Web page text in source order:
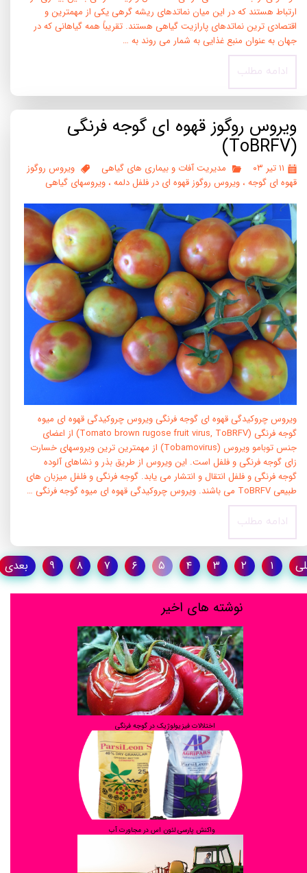
ارتباط هستند که در این میان نماتدهای ریشه گرهی یکی از مهمترین و
اقتصادی ترین نماتدهای پارازیت گیاهی هستند. تقریباً همه گیاهانی که در
جهان به عنوان منبع غذایی به شمار می روند به …
ادامه مطلب
ویروس روگوز قهوه ای گوجه فرنگی
(ToBRFV)
۱۱ تیر ۰۳ مدیریت آفات و بیماری های گیاهی
ویروس روگوز
قهوه ای گوجه ، ویروس روگوز قهوه ای در فلفل دلمه ، ویروسهای گیاهی
ویروس چروکیدگی قهوه ای گوجه فرنگی ویروس چروکیدگی قهوه ای میوه
گوجه فرنگی (Tomato brown rugose fruit virus, ToBRFV) از اعضای
جنس توبامو ویروس (Tobamovirus) از مهمترین ترین ویروسهای خسارت
زای گوجه فرنگی و فلفل است. این ویروس از طریق بذر و نشاهای آلوده
گوجه فرنگی و فلفل انتقال و انتشار می یابد. گوجه فرنگی و فلفل میزبان های
طبیعی ToBRFV می باشند. ویروس چروکیدگی قهوه ای میوه گوجه فرنگی …
ادامه مطلب
۱ ۲ ۳ ۴ ۵ ۶ ۷ ۸ ۹ بعدی
نوشته های اخیر
اختلالات فیزیولوژیک در گوجه فرنگی
واکنش پارسی لئون اس در مجاورت آب